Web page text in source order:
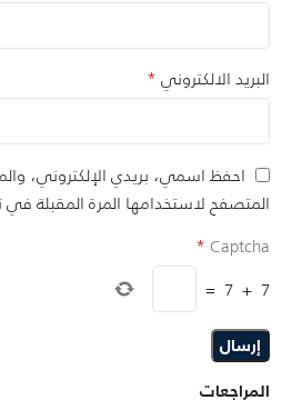
المراجعات
البريد الالكتروني *
احفظ اسمي، بريدي الإلكتروني،
المتصفح لاستخدامها المرة المقبلة
Captcha
*
7
+
7
=